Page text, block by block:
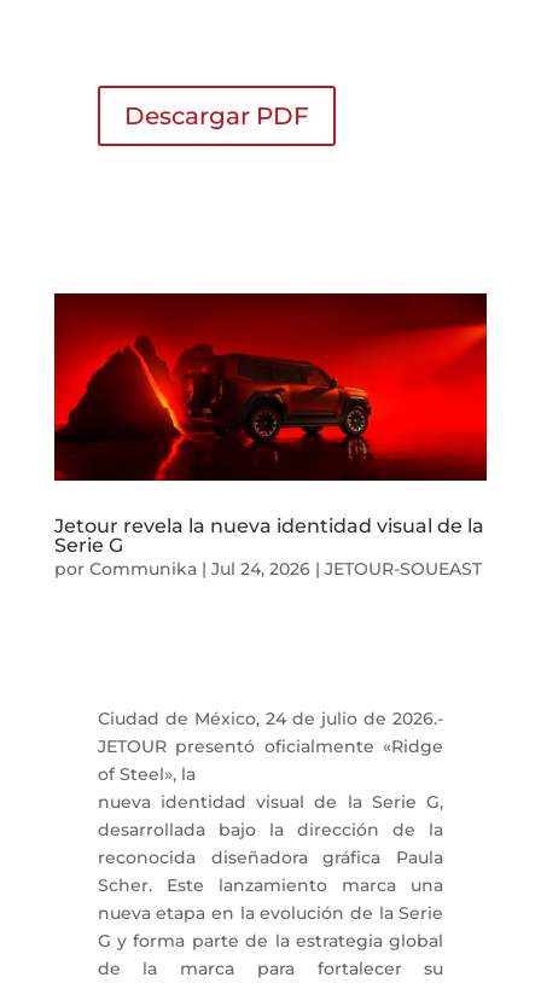
Descargar PDF
Jetour revela la nueva identidad visual de la
Serie G
por Communika| Jul 24, 2026| JETOUR-SOUEAST
Ciudad de México, 24 de julio de 2026.-
JETOUR presentó oficialmente «Ridge
of Steel», la
nueva identidad visual de la Serie G,
desarrollada bajo la dirección de la
reconocida diseñadora gráfica Paula
Scher. Este lanzamiento marca una
nueva etapa en la evolución de la Serie
G y forma parte de la estrategia global
de la marca para fortalecer su